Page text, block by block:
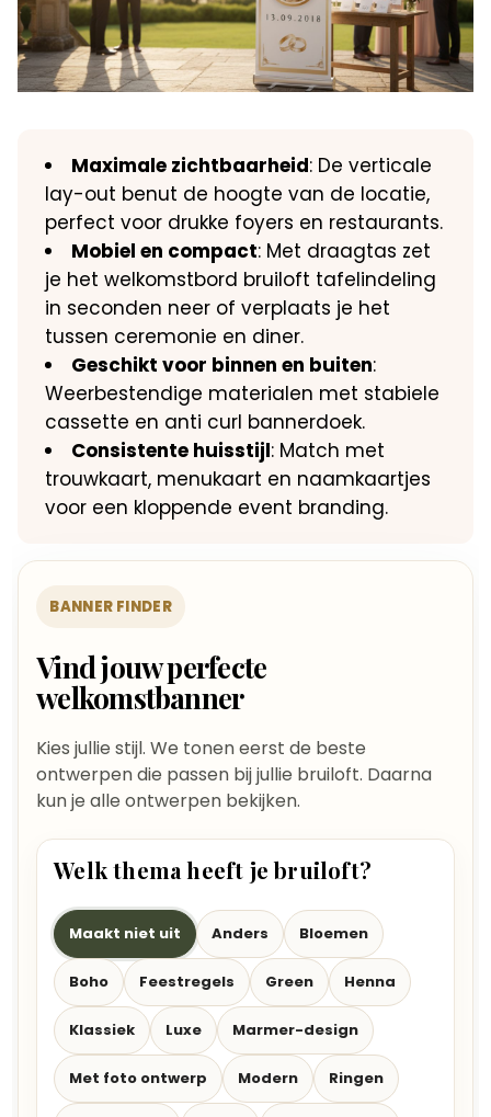
Maximale zichtbaarheid: De verticale
lay-out benut de hoogte van de locatie,
perfect voor drukke foyers en restaurants.
Mobiel en compact: Met draagtas zet
je het welkomstbord bruiloft tafelindeling
in seconden neer of verplaats je het
tussen ceremonie en diner.
Geschikt voor binnen en buiten:
Weerbestendige materialen met stabiele
cassette en anti curl bannerdoek.
Consistente huisstijl: Match met
trouwkaart, menukaart en naamkaartjes
voor een kloppende event branding.
BANNER FINDER
Vind jouw perfecte
welkomstbanner
Kies jullie stijl. We tonen eerst de beste
ontwerpen die passen bij jullie bruiloft. Daarna
kun je alle ontwerpen bekijken.
Welk thema heeft je bruiloft?
Maakt niet uit Anders Bloemen
Boho Feestregels Green Henna
Klassiek Luxe Marmer-design
Met foto ontwerp Modern Ringen